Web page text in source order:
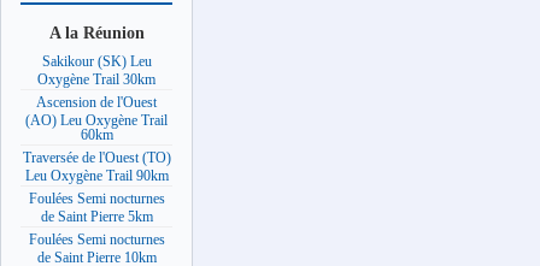
A la Réunion
Sakikour (SK) Leu
Oxygène Trail 30km
Ascension de l'Ouest
(AO) Leu Oxygène Trail
60km
Traversée de l'Ouest (TO)
Leu Oxygène Trail 90km
Foulées Semi nocturnes
de Saint Pierre 5km
Foulées Semi nocturnes
de Saint Pierre 10km